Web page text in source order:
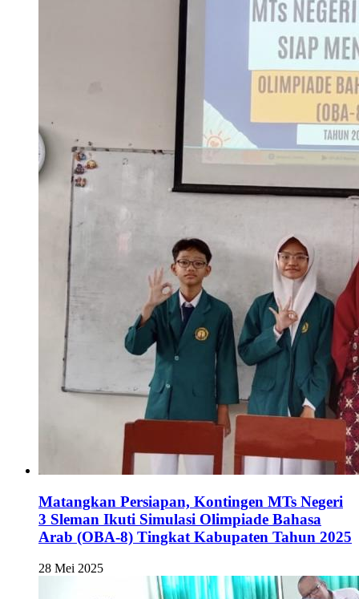
Matangkan Persiapan, Kontingen MTs Negeri
3 Sleman Ikuti Simulasi Olimpiade Bahasa
Arab (OBA-8) Tingkat Kabupaten Tahun 2025
28 Mei 2025